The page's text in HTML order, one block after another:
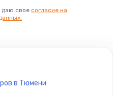
моста
даю свое согласие на
в Тюмени